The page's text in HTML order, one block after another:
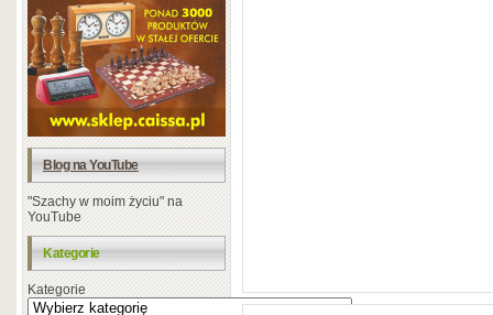
Blog na YouTube
"Szachy w moim życiu" na
YouTube
Kategorie
Kategorie